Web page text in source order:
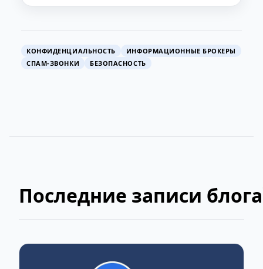
КОНФИДЕНЦИАЛЬНОСТЬ
ИНФОРМАЦИОННЫЕ БРОКЕРЫ
СПАМ-ЗВОНКИ
БЕЗОПАСНОСТЬ
Последние записи блога